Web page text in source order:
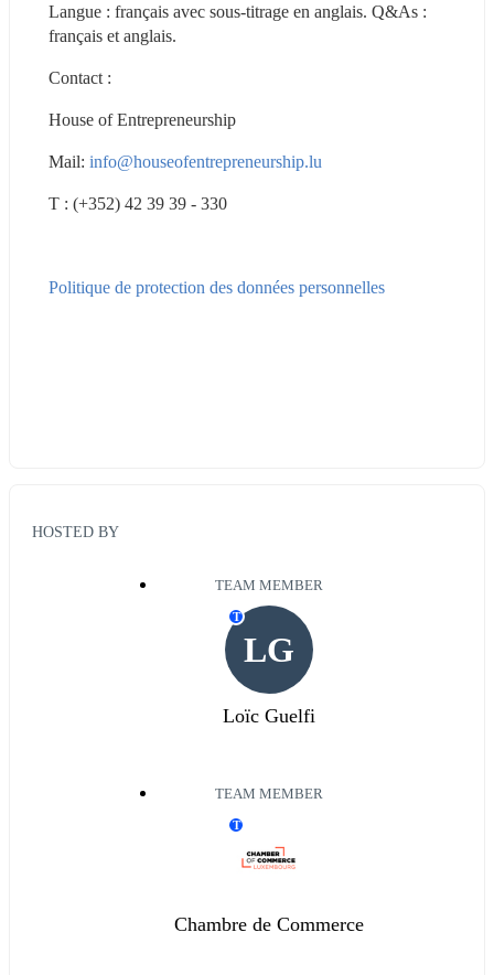
Langue : français avec sous-titrage en anglais. Q&As :
français et anglais.
Contact :
House of Entrepreneurship
Mail: info@houseofentrepreneurship.lu
T : (+352) 42 39 39 - 330
Politique de protection des données personnelles
HOSTED BY
TEAM MEMBER
LG
T
Loïc Guelfi
TEAM MEMBER
T
Chambre de Commerce